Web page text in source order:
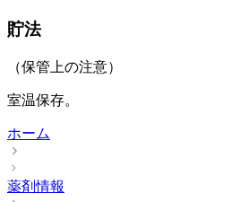
貯法
（保管上の注意）
室温保存。
ホーム
薬剤情報